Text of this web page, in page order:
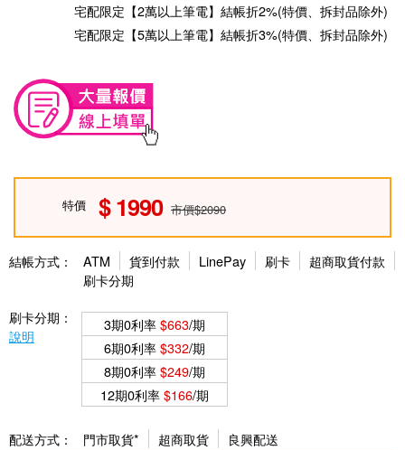
宅配限定【2萬以上筆電】結帳折2%(特價、拆封品除外)
宅配限定【5萬以上筆電】結帳折3%(特價、拆封品除外)
特價 1990 市價$2090
結帳方式： ATM 貨到付款 LinePay 刷卡
超商取貨付款
刷卡分期
刷卡分期：
說明
3期0利率$663/期
6期0利率$332/期
8期0利率$249/期
12期0利率$166/期
配送方式： 門市取貨* 超商取貨
良興配送